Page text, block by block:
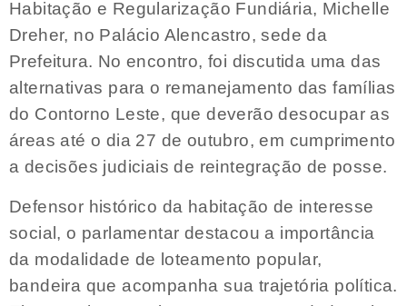
Habitação e Regularização Fundiária, Michelle
Dreher, no Palácio Alencastro, sede da
Prefeitura. No encontro, foi discutida uma das
alternativas para o remanejamento das famílias
do Contorno Leste, que deverão desocupar as
áreas até o dia 27 de outubro, em cumprimento
a decisões judiciais de reintegração de posse.
Defensor histórico da habitação de interesse
social, o parlamentar destacou a importância
da modalidade de loteamento popular,
bandeira que acompanha sua trajetória política.